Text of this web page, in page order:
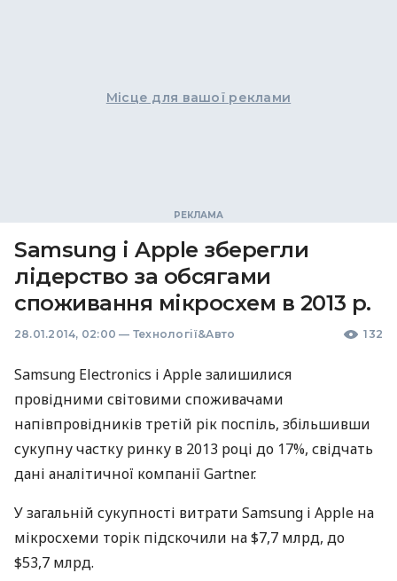
Місце для вашої реклами
Samsung і Apple зберегли
лідерство за обсягами
споживання мікросхем в 2013 р.
28.01.2014, 02:00 — Технології&Авто 132
Samsung Electronics і Apple залишилися
провідними світовими споживачами
напівпровідників третій рік поспіль, збільшивши
сукупну частку ринку в 2013 році до 17%, свідчать
дані аналітичної компанії Gartner.
У загальній сукупності витрати Samsung і Apple на
мікросхеми торік підскочили на $7,7 млрд, до
$53,7 млрд.